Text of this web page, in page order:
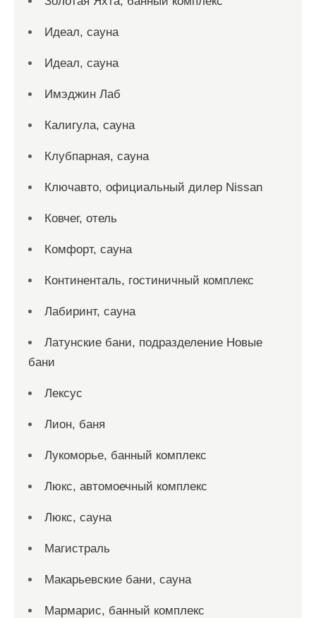
Идеал, сауна
Идеал, сауна
Имэджин Лаб
Калигула, сауна
Клубпарная, сауна
Ключавто, официальный дилер Nissan
Ковчег, отель
Комфорт, сауна
Континенталь, гостиничный комплекс
Лабиринт, сауна
Латунские бани, подразделение Новые
бани
Лексус
Лион, баня
Лукоморье, банный комплекс
Люкс, автомоечный комплекс
Люкс, сауна
Магистраль
Макарьевские бани, сауна
Мармарис, банный комплекс